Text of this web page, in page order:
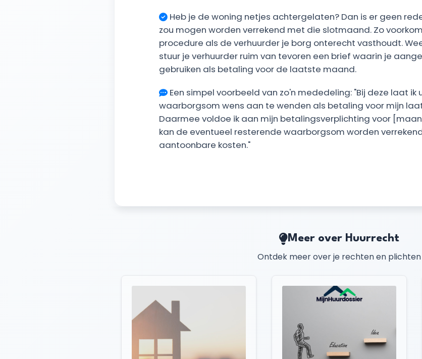
Heb je de woning netjes achtergelaten? Dan is er geen
zou mogen worden verrekend met die slotmaand. Zo
procedure als de verhuurder je borg onterecht vasthoudt.
stuur je verhuurder ruim van tevoren een brief waarin je
gebruiken als betaling voor de laatste maand.
Een simpel voorbeeld van zo'n mededeling: "Bij deze laat ik
waarborgsom wens aan te wenden als betaling voor mijn
Daarmee voldoe ik aan mijn betalingsverplichting voor
kan de eventueel resterende waarborgsom worden
aantoonbare kosten."
Meer over Huurrecht
Ontdek meer over je rechten en plichten